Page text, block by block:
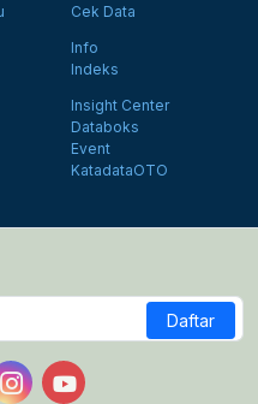
Cek Data
Info
Indeks
Insight Center
Databoks
Event
KatadataOTO
Daftar
on Facebook
us on X
Follow us on Instagram
Follow us on